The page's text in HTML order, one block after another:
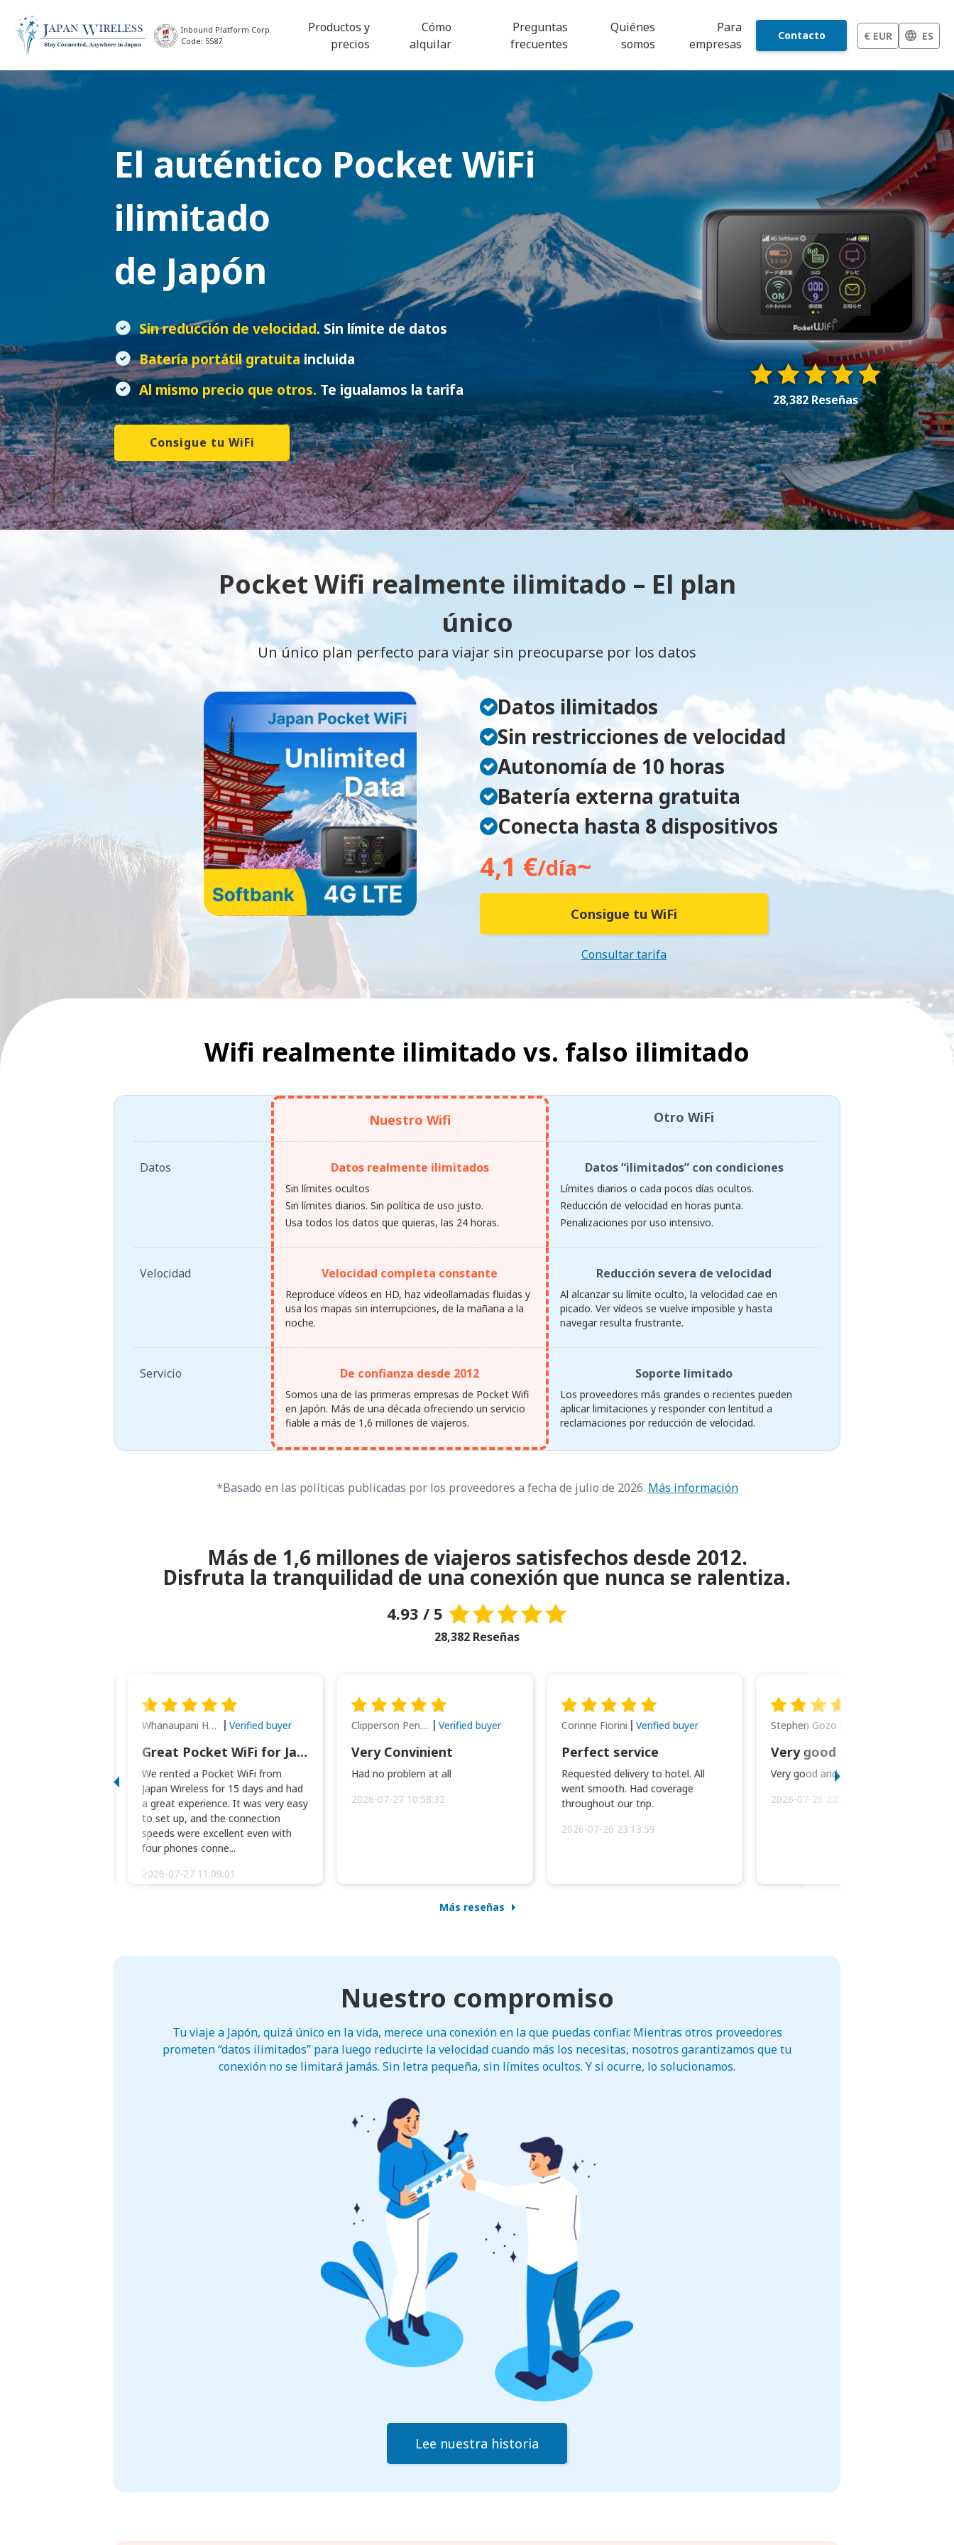
Inbound Platform Corp.
Code: 5587
Productos y
precios
Cómo
alquilar
Preguntas
frecuentes
Quiénes
somos
Para
empresas
Contacto € EUR ES
28,382 Reseñas
El auténtico Pocket WiFi
ilimitado
de Japón
Sin reducción de velocidad. Sin límite de datos
Batería portátil gratuita incluida
Al mismo precio que otros. Te igualamos la tarifa
Consigue tu WiFi
Pocket Wifi realmente ilimitado – El plan
único
Un único plan perfecto para viajar sin preocuparse por los datos
Datos ilimitados
Sin restricciones de velocidad
Autonomía de 10 horas
Batería externa gratuita
Conecta hasta 8 dispositivos
4,1 €/día~
Consigue tu WiFi
Consultar tarifa
Wifi realmente ilimitado vs. falso ilimitado
Nuestro Wifi Otro WiFi
Datos Datos realmente ilimitados
Sin límites ocultos
Sin límites diarios. Sin política de uso justo.
Usa todos los datos que quieras, las 24 horas.
Datos “ilimitados” con condiciones
Límites diarios o cada pocos días ocultos.
Reducción de velocidad en horas punta.
Penalizaciones por uso intensivo.
Velocidad Velocidad completa constante
Reproduce vídeos en HD, haz videollamadas fluidas y
usa los mapas sin interrupciones, de la mañana a la
noche.
Reducción severa de velocidad
Al alcanzar su límite oculto, la velocidad cae en
picado. Ver vídeos se vuelve imposible y hasta
navegar resulta frustrante.
Servicio De confianza desde 2012
Somos una de las primeras empresas de Pocket Wifi
en Japón. Más de una década ofreciendo un servicio
fiable a más de 1,6 millones de viajeros.
Soporte limitado
Los proveedores más grandes o recientes pueden
aplicar limitaciones y responder con lentitud a
reclamaciones por reducción de velocidad.
*Basado en las políticas publicadas por los proveedores a fecha de julio de 2026. Más información
Más de 1,6 millones de viajeros satisfechos desde 2012.
Disfruta la tranquilidad de una conexión que nunca se ralentiza.
4.93 / 5
28,382 Reseñas
Whanaupani Henry Joseph Macown Verified buyer
Great Pocket WiFi for Japan Travel
We rented a Pocket WiFi from
Japan Wireless for 15 days and had
a great experience. It was very easy
to set up, and the connection
speeds were excellent even with
four phones conne...
2026-07-27 11:09:01
Clipperson Penilla Verified buyer
Very Convinient
Had no problem at all
2026-07-27 10:58:32
Corinne Fiorini Verified buyer
Perfect service
Requested delivery to hotel. All
went smooth. Had coverage
throughout our trip.
2026-07-26 23:13:59
Stephen Gozo
Very good and prompt service.
2026-07-26 22:43:45
Más reseñas
Nuestro compromiso
Tu viaje a Japón, quizá único en la vida, merece una conexión en la que puedas confiar. Mientras otros proveedores
prometen “datos ilimitados” para luego reducirte la velocidad cuando más los necesitas, nosotros garantizamos que tu
conexión no se limitará jamás. Sin letra pequeña, sin límites ocultos. Y si ocurre, lo solucionamos.
Lee nuestra historia